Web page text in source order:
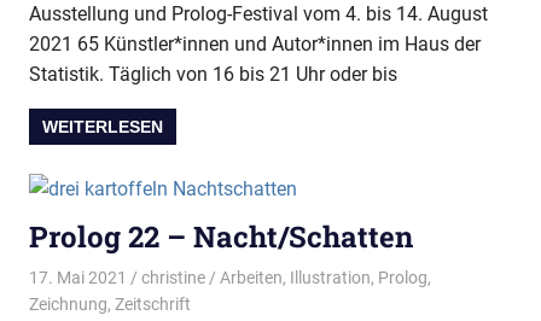
Ausstellung und Prolog-Festival vom 4. bis 14. August
2021 65 Künstler*innen und Autor*innen im Haus der
Statistik. Täglich von 16 bis 21 Uhr oder bis
WEITERLESEN
Prolog 22 – Nacht/Schatten
17. Mai 2021 christine Arbeiten, Illustration, Prolog,
Zeichnung, Zeitschrift